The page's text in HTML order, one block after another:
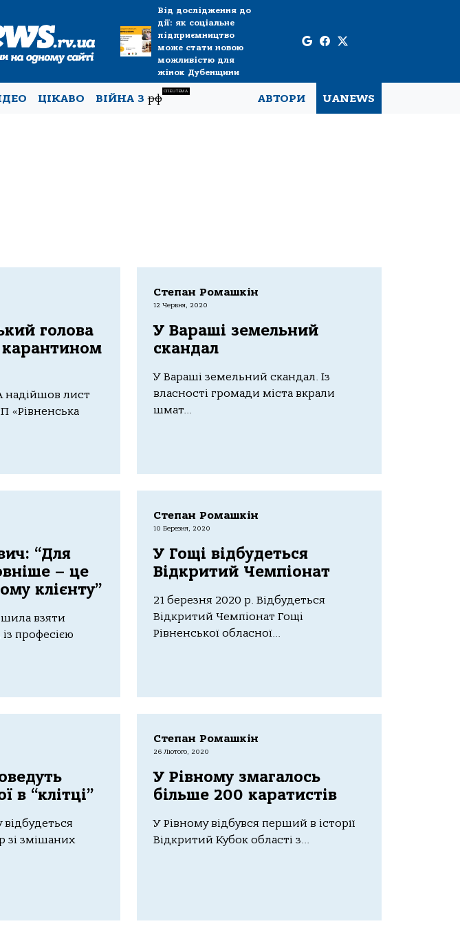
Від дослідження до
дії: як соціальне
підприємництво
може стати новою
можливістю для
жінок Дубенщини
ЦІКАВО ВІЙНА Зрф
СПЕЦТЕМА
АВТОРИ UANEWS
голова
карантином
надійшов лист
«Рівненська
Степан Ромашкін
12 Червня, 2020
У Вараші земельний
скандал
У Вараші земельний скандал. Із
власності громади міста вкрали
шмат...
“Для
– це
клієнту”
взяти
професією
Степан Ромашкін
10 Березня, 2020
У Гощі відбудеться
Відкритий Чемпіонат
21 березня 2020 р. Відбудеться
Відкритий Чемпіонат Гощі
Рівненської обласної...
в “клітці”
відбудеться
зі змішаних
Степан Ромашкін
26 Лютого, 2020
У Рівному змагалось
більше 200 каратистів
У Рівному відбувся перший в історії
Відкритий Кубок області з...